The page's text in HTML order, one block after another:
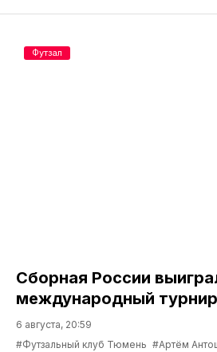
Сборная России
международный
6 августа, 20:59
#Футзальный клуб Тюмень #Артём
Футзал